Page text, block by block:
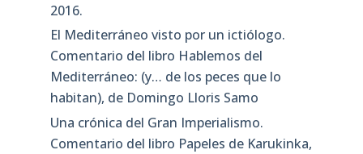
2016.
El Mediterráneo visto por un ictiólogo.
Comentario del libro Hablemos del
Mediterráneo: (y… de los peces que lo
habitan), de Domingo Lloris Samo
Una crónica del Gran Imperialismo.
Comentario del libro Papeles de Karukinka,